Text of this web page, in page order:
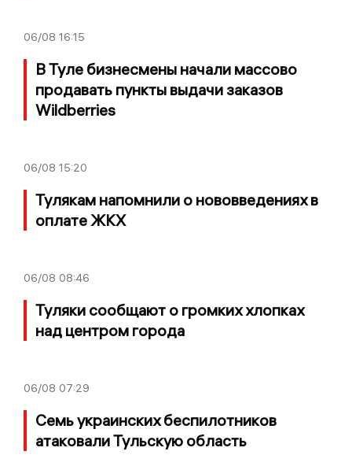
06/08 16:15
В Туле бизнесмены начали массово
продавать пункты выдачи заказов
Wildberries
06/08 15:20
Тулякам напомнили о нововведениях в
оплате ЖКХ
06/08 08:46
Туляки сообщают о громких хлопках
над центром города
06/08 07:29
Семь украинских беспилотников
атаковали Тульскую область